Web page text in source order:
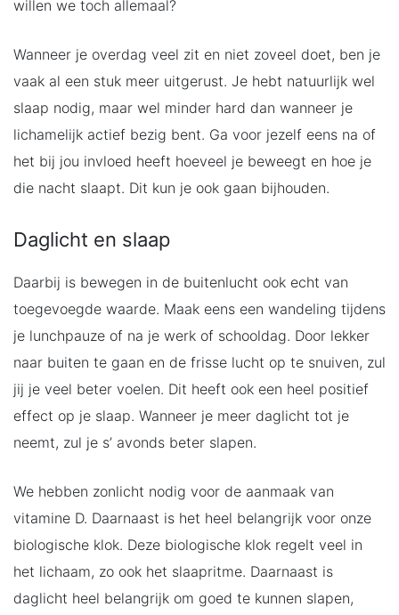
willen we toch allemaal?
Wanneer je overdag veel zit en niet zoveel doet, ben je
vaak al een stuk meer uitgerust. Je hebt natuurlijk wel
slaap nodig, maar wel minder hard dan wanneer je
lichamelijk actief bezig bent. Ga voor jezelf eens na of
het bij jou invloed heeft hoeveel je beweegt en hoe je
die nacht slaapt. Dit kun je ook gaan bijhouden.
Daglicht en slaap
Daarbij is bewegen in de buitenlucht ook echt van
toegevoegde waarde. Maak eens een wandeling tijdens
je lunchpauze of na je werk of schooldag. Door lekker
naar buiten te gaan en de frisse lucht op te snuiven, zul
jij je veel beter voelen. Dit heeft ook een heel positief
effect op je slaap. Wanneer je meer daglicht tot je
neemt, zul je s’ avonds beter slapen.
We hebben zonlicht nodig voor de aanmaak van
vitamine D. Daarnaast is het heel belangrijk voor onze
biologische klok. Deze biologische klok regelt veel in
het lichaam, zo ook het slaapritme. Daarnaast is
daglicht heel belangrijk om goed te kunnen slapen,